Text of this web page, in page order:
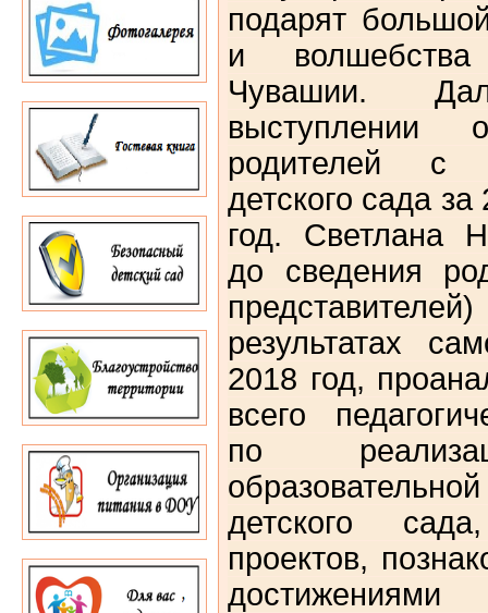
подарят
и
Чувашии.
выступлении
родителей с
детского сада
год. Светлана
до сведения
результатах
2018 год,
всего
по
детского
проектов,
достижениями